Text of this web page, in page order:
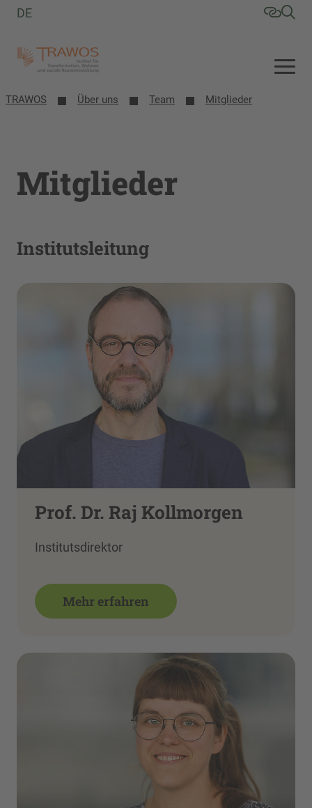
DE
TRAWOS Über uns Team Mitglieder
Mitglieder
Institutsleitung
Prof. Dr. Raj Kollmorgen
Institutsdirektor
Mehr erfahren